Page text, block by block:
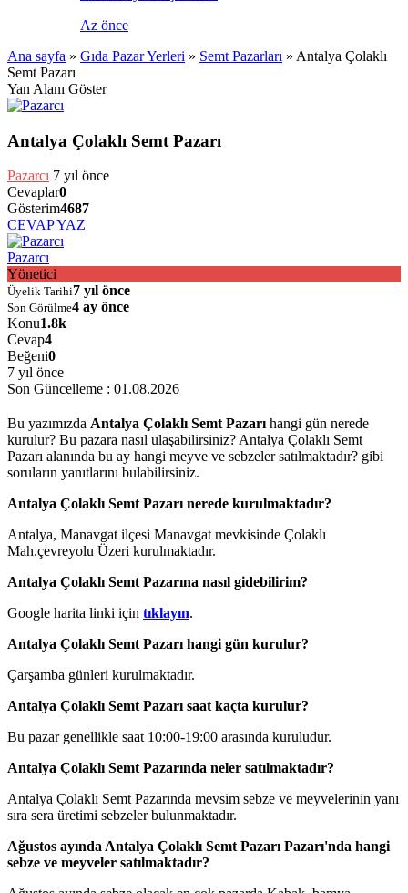
Az önce
Ana sayfa » Gıda Pazar Yerleri » Semt Pazarları » Antalya Çolaklı
Semt Pazarı
Yan Alanı Göster
Antalya Çolaklı Semt Pazarı
Pazarcı 7 yıl önce
Cevaplar0
Gösterim4687
CEVAP YAZ
Pazarcı
Yönetici
Üyelik Tarihi7 yıl önce
Son Görülme4 ay önce
Konu1.8k
Cevap4
Beğeni0
7 yıl önce
Son Güncelleme : 01.08.2026
Bu yazımızda Antalya Çolaklı Semt Pazarıhangi gün nerede
kurulur? Bu pazara nasıl ulaşabilirsiniz? Antalya Çolaklı Semt
Pazarı alanında bu ay hangi meyve ve sebzeler satılmaktadır? gibi
soruların yanıtlarını bulabilirsiniz.
Antalya Çolaklı Semt Pazarı nerede kurulmaktadır?
Antalya, Manavgat ilçesi Manavgat mevkisinde Çolaklı
Mah.çevreyolu Üzeri kurulmaktadır.
Antalya Çolaklı Semt Pazarına nasıl gidebilirim?
Google harita linki için tıklayın.
Antalya Çolaklı Semt Pazarı hangi gün kurulur?
Çarşamba günleri kurulmaktadır.
Antalya Çolaklı Semt Pazarı saat kaçta kurulur?
Bu pazar genellikle saat 10:00-19:00 arasında kuruludur.
Antalya Çolaklı Semt Pazarında neler satılmaktadır?
Antalya Çolaklı Semt Pazarında mevsim sebze ve meyvelerinin yanı
sıra sera üretimi sebzeler bulunmaktadır.
Ağustos ayında Antalya Çolaklı Semt Pazarı Pazarı'nda hangi
sebze ve meyveler satılmaktadır?